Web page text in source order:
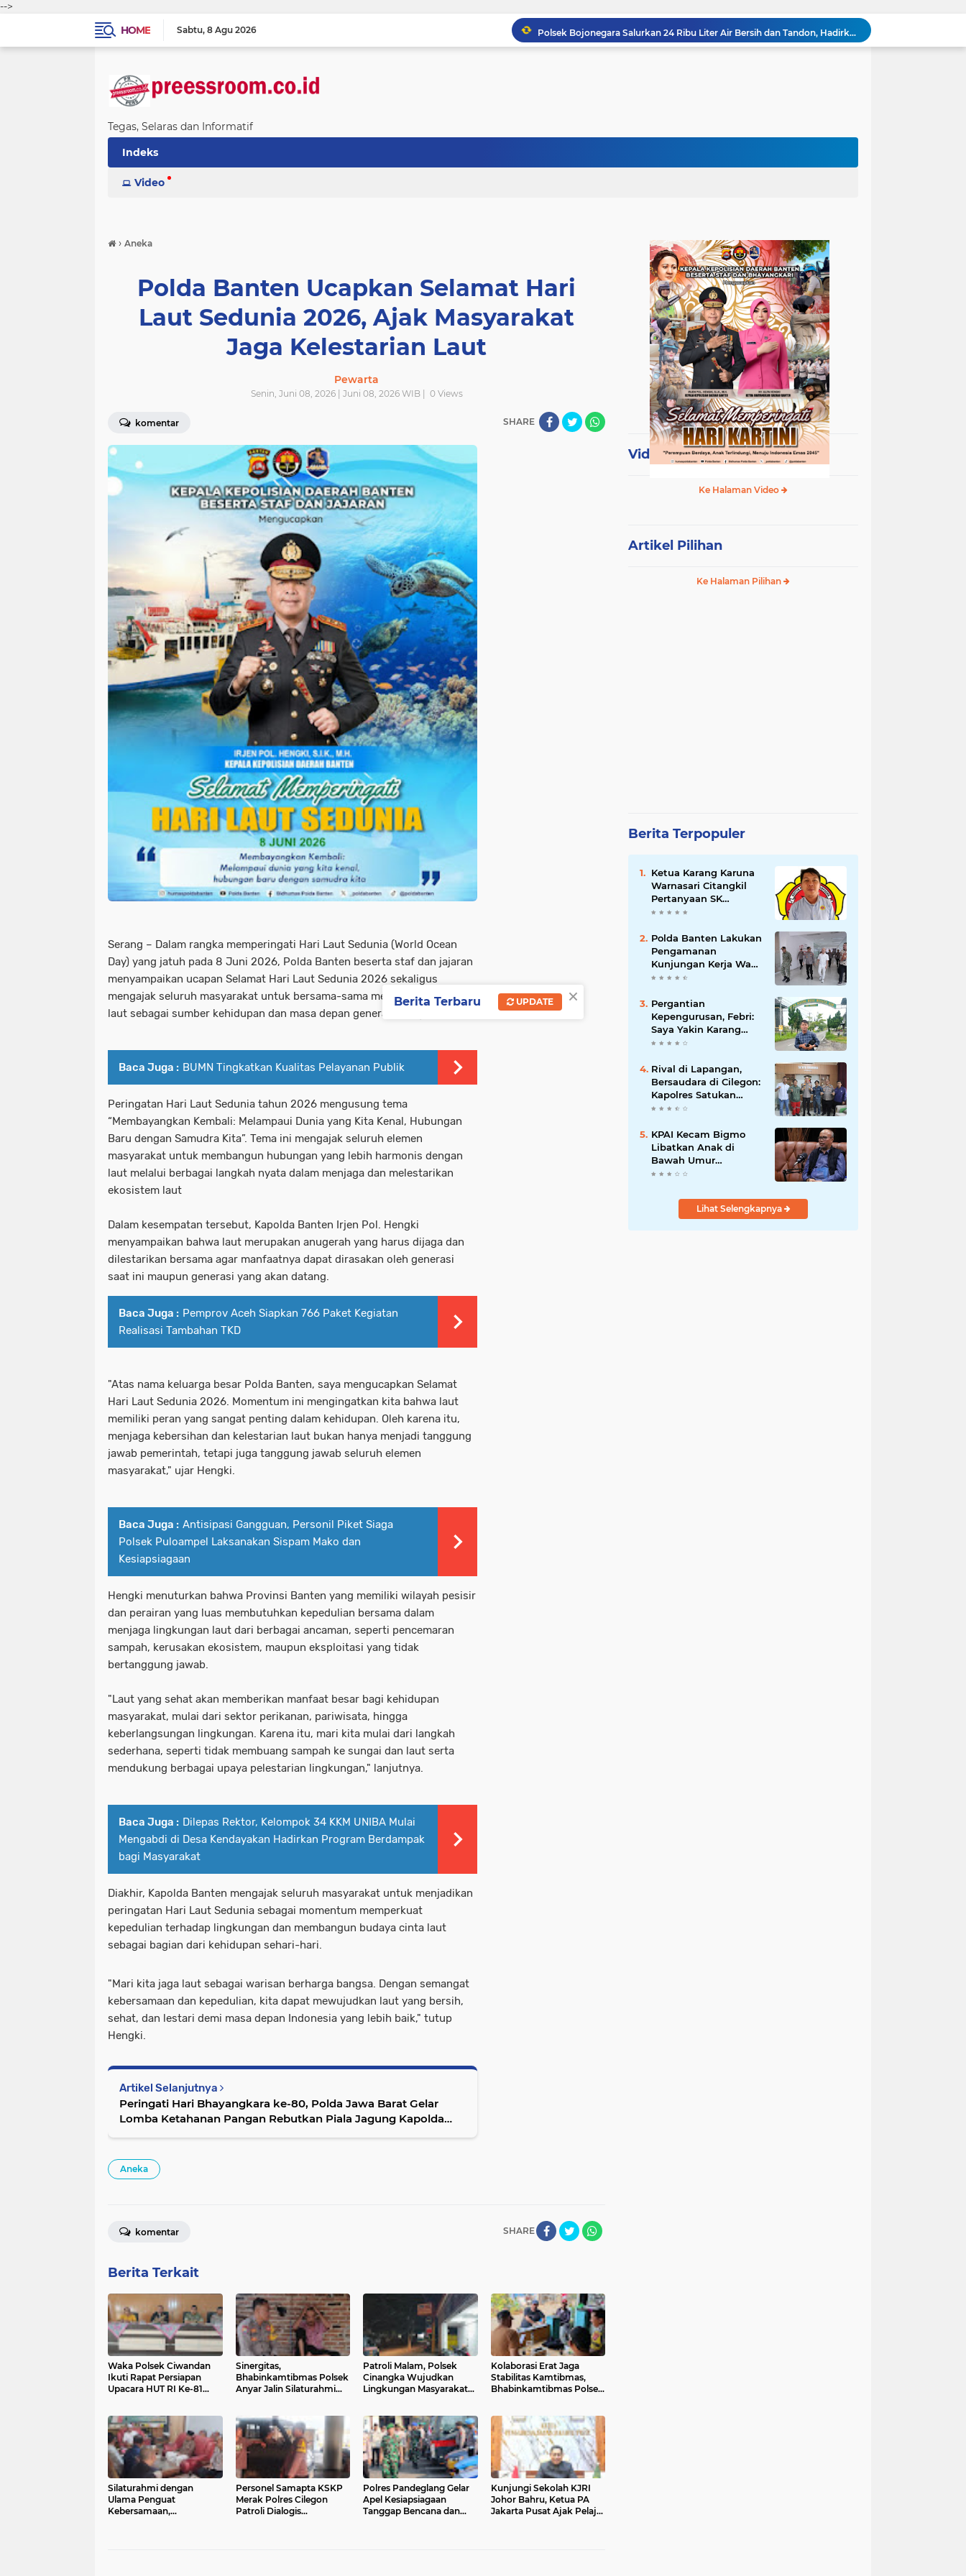
-->
HOME
Sabtu 8 Agu 2026
Kapolres Cilegon Dekatkan Polri dengan Warga, Pesan Kamtibmas Menggema di Masjid Raudhatul Muttaqin
Sambangi Pemuda, Bhabinkamtibmas Polsek Bojonegara Edukasi Kamtibmas dan Sosialisasi Hotline Polri 110
Tegas, Selaras dan Informatif
Indeks
Video
› Aneka
Polda Banten Ucapkan Selamat Hari
Laut Sedunia 2026, Ajak Masyarakat
Jaga Kelestarian Laut
Pewarta
Senin, Juni 08, 2026 | Juni 08, 2026 WIB | 0Views
komentar SHARE
Serang – Dalam rangka memperingati Hari Laut Sedunia (World Ocean
Day) yang jatuh pada 8 Juni 2026, Polda Banten beserta staf dan jajaran
menyampaikan ucapan Selamat Hari Laut Sedunia 2026 sekaligus
mengajak seluruh masyarakat untuk bersama-sama menjaga kelestarian
laut sebagai sumber kehidupan dan masa depan generasi bangsa.
Baca Juga : BUMN Tingkatkan Kualitas Pelayanan Publik
Peringatan Hari Laut Sedunia tahun 2026 mengusung tema
“Membayangkan Kembali: Melampaui Dunia yang Kita Kenal, Hubungan
Baru dengan Samudra Kita”. Tema ini mengajak seluruh elemen
masyarakat untuk membangun hubungan yang lebih harmonis dengan
laut melalui berbagai langkah nyata dalam menjaga dan melestarikan
ekosistem laut
Dalam kesempatan tersebut, Kapolda Banten Irjen Pol. Hengki
menyampaikan bahwa laut merupakan anugerah yang harus dijaga dan
dilestarikan bersama agar manfaatnya dapat dirasakan oleh generasi
saat ini maupun generasi yang akan datang.
Baca Juga : Pemprov Aceh Siapkan 766 Paket Kegiatan
Realisasi Tambahan TKD
"Atas nama keluarga besar Polda Banten, saya mengucapkan Selamat
Hari Laut Sedunia 2026. Momentum ini mengingatkan kita bahwa laut
memiliki peran yang sangat penting dalam kehidupan. Oleh karena itu,
menjaga kebersihan dan kelestarian laut bukan hanya menjadi tanggung
jawab pemerintah, tetapi juga tanggung jawab seluruh elemen
masyarakat," ujar Hengki.
Baca Juga : Antisipasi Gangguan, Personil Piket Siaga
Polsek Puloampel Laksanakan Sispam Mako dan
Kesiapsiagaan
Hengki menuturkan bahwa Provinsi Banten yang memiliki wilayah pesisir
dan perairan yang luas membutuhkan kepedulian bersama dalam
menjaga lingkungan laut dari berbagai ancaman, seperti pencemaran
sampah, kerusakan ekosistem, maupun eksploitasi yang tidak
bertanggung jawab.
"Laut yang sehat akan memberikan manfaat besar bagi kehidupan
masyarakat, mulai dari sektor perikanan, pariwisata, hingga
keberlangsungan lingkungan. Karena itu, mari kita mulai dari langkah
sederhana, seperti tidak membuang sampah ke sungai dan laut serta
mendukung berbagai upaya pelestarian lingkungan," lanjutnya.
Baca Juga : Dilepas Rektor, Kelompok 34 KKM UNIBA Mulai
Mengabdi di Desa Kendayakan Hadirkan Program Berdampak
bagi Masyarakat
Diakhir, Kapolda Banten mengajak seluruh masyarakat untuk menjadikan
peringatan Hari Laut Sedunia sebagai momentum memperkuat
kepedulian terhadap lingkungan dan membangun budaya cinta laut
sebagai bagian dari kehidupan sehari-hari.
"Mari kita jaga laut sebagai warisan berharga bangsa. Dengan semangat
kebersamaan dan kepedulian, kita dapat mewujudkan laut yang bersih,
sehat, dan lestari demi masa depan Indonesia yang lebih baik," tutup
Hengki.
Artikel Selanjutnya
Peringati Hari Bhayangkara ke-80, Polda Jawa Barat Gelar
Lomba Ketahanan Pangan Rebutkan Piala Jagung Kapolda
Aneka
SHARE
komentar
Berita Terkait
Waka Polsek Ciwandan
Ikuti Rapat Persiapan
Upacara HUT RI Ke-81
Sinergitas,
Bhabinkamtibmas Polsek
Anyar Jalin Silaturahmi
Patroli Malam, Polsek
Cinangka Wujudkan
Lingkungan Masyarakat
Kolaborasi Erat Jaga
Stabilitas Kamtibmas,
Bhabinkamtibmas Polsek
Silaturahmi dengan
Ulama Penguat
Kebersamaan,
Personel Samapta KSKP
Merak Polres Cilegon
Patroli Dialogis
Polres Pandeglang Gelar
Apel Kesiapsiagaan
Tanggap Bencana dan
Kunjungi Sekolah KJRI
Johor Bahru, Ketua PA
Jakarta Pusat Ajak Pelajar
Video Terpopuler
Ke Halaman Video
Artikel Pilihan
Ke Halaman Pilihan
Berita Terpopuler
Ketua Karang Karuna
Warnasari Citangkil
Pertanyaan SK
Karetaker dan Urgensi
Berduka
Polda Banten Lakukan
Pengamanan
Kunjungan Kerja Wakil
Presiden RI
Pergantian
Kepengurusan, Febri:
Saya Yakin Karang
Taruna Wanakarsa
Kepemimpinan Bung
Entus Jauh Membawa
Manfaat
Rival di Lapangan,
Bersaudara di Cilegon:
Kapolres Satukan
Viking dan Jak Mania
Piala Presiden 2026
KPAI Kecam Bigmo
Libatkan Anak di
Bawah Umur
Promosikan Liquid
Bertindak Tegas
Lihat Selengkapnya
×
Berita Terbaru UPDATE